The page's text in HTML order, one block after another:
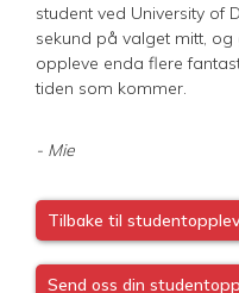
student ved University of
sekund på valget mitt,
oppleve enda flere
tiden som kommer.
- Mie
Tilbake til
Send oss din